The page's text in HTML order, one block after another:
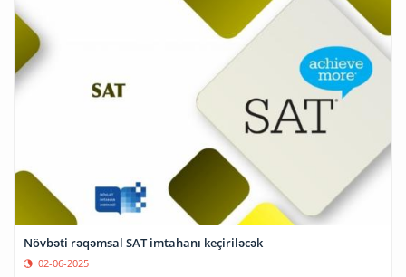
Növbəti rəqəmsal SAT imtahanı keçiriləcək
02-06-2025